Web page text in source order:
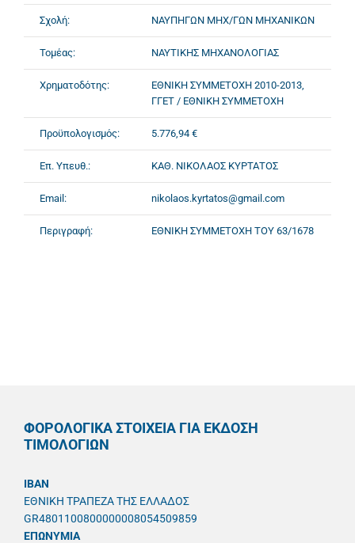
Σχολή: ΝΑΥΠΗΓΩΝ ΜΗΧ/ΓΩΝ ΜΗΧΑΝΙΚΩΝ
Τομέας: ΝΑΥΤΙΚΗΣ ΜΗΧΑΝΟΛΟΓΙΑΣ
Χρηματοδότης:
ΕΘΝΙΚΗ ΣΥΜΜΕΤΟΧΗ 2010-2013,
ΓΓΕΤ / ΕΘΝΙΚΗ ΣΥΜΜΕΤΟΧΗ
Προϋπολογισμός: 5.776,94 €
Επ. Υπευθ.: ΚΑΘ. ΝΙΚΟΛΑΟΣ ΚΥΡΤΑΤΟΣ
Email: nikolaos.kyrtatos@gmail.com
Περιγραφή: ΕΘΝΙΚΗ ΣΥΜΜΕΤΟΧΗ ΤΟΥ 63/1678
ΦΟΡΟΛΟΓΙΚΑ ΣΤΟΙΧΕΙΑ ΓΙΑ ΕΚΔΟΣΗ
ΤΙΜΟΛΟΓΙΩΝ
IBAN
ΕΘΝΙΚΗ ΤΡΑΠΕΖΑ ΤΗΣ ΕΛΛΑΔΟΣ
GR4801100800000008054509859
ΕΠΩΝΥΜΙΑ